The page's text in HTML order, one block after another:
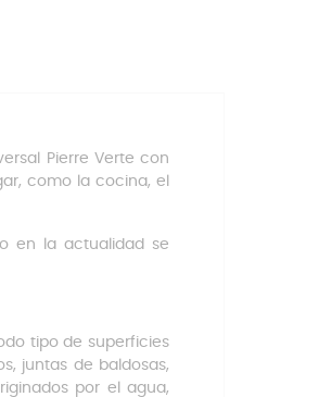
Pierre Verte con
como la cocina, el
en la actualidad se
tipo de superficies
juntas de baldosas,
por el agua,